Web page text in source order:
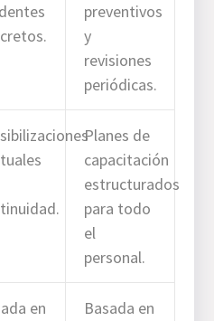
preventivos
y
revisiones
periódicas.
Planes de
capacitación
estructurados
para todo
el
personal.
en
Basada en